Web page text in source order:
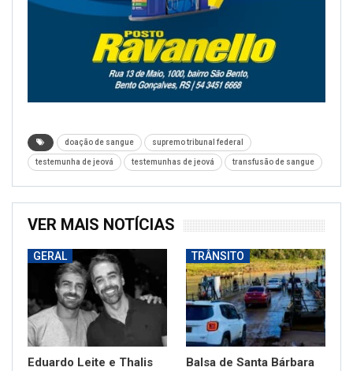
doação de sangue supremo tribunal federal
testemunha de jeová testemunhas de jeová transfusão de sangue
VER MAIS NOTÍCIAS
GERAL
Eduardo Leite e Thalis
TRÂNSITO
Balsa de Santa Bárbara